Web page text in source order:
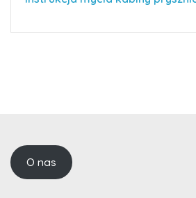
O nas